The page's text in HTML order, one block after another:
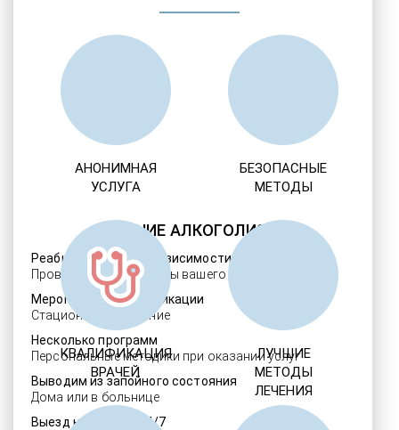
ЛЕЧЕНИЕ АЛКОГОЛИЗМА
Реабилитация алкозависимости
Проверенные ребцентры вашего региона
Мероприятия детоксикации
Стационарное лечение
Несколько программ
Персональные методики при оказании услуг
Выводим из запойного состояния
Дома или в больнице
Выезд нарколога 24/7
АНОНИМНАЯ
УСЛУГА
БЕЗОПАСНЫЕ
МЕТОДЫ
КВАЛИФИКАЦИЯ
ВРАЧЕЙ
ЛУЧШИЕ
МЕТОДЫ
ЛЕЧЕНИЯ